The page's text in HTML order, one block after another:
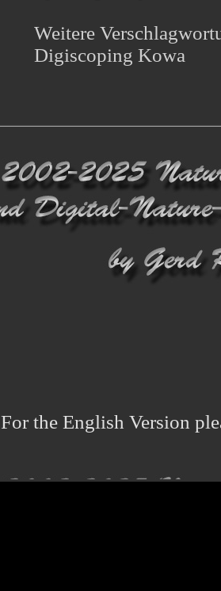
Weitere
Digiscoping Kowa
For the English Version